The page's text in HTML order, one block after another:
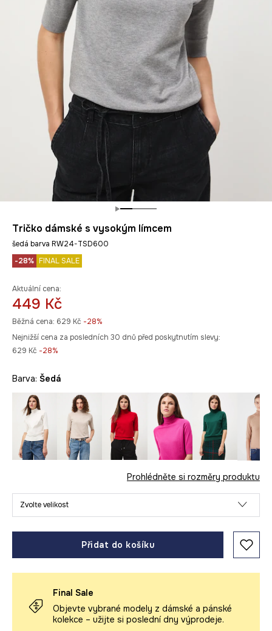
Tričko dámské s vysokým límcem
šedá barva RW24-TSD600
-28% FINAL SALE
Aktuální cena:
449 Kč
Běžná cena: 629 Kč -28%
Nejnižší cena za posledních 30 dnů před poskytnutím slevy:
629 Kč -28%
Barva: šedá
Prohlédněte si rozměry produktu
Zvolte velikost
Přidat do košíku
Final Sale
Objevte vybrané modely z dámské a pánské
kolekce – užijte si poslední dny výprodeje.